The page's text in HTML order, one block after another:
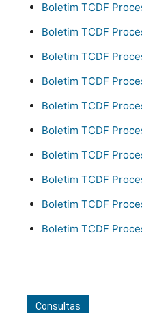
Boletim TCDF
Boletim TCDF
Boletim TCDF
Boletim TCDF
Boletim TCDF
Boletim TCDF
Boletim TCDF
Boletim TCDF
Boletim TCDF
Boletim TCDF
Consultas